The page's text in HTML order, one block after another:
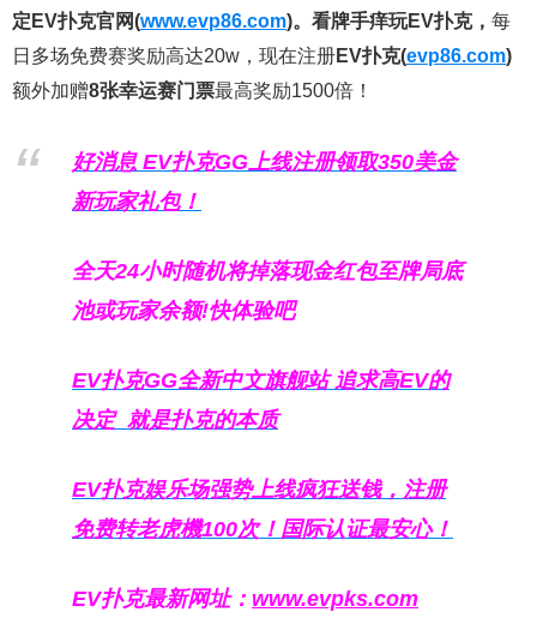
定EV扑克官网(www.evp86.com)。 看牌手痒玩EV扑克， 每
日多场免费赛奖励高达20w，现在注册EV扑克(evp86.com)
额外加赠8张幸运赛门票最高奖励1500倍！
好消息 EV扑克GG上线注册领取350美金
新玩家礼包！
全天24小时随机将掉落现金红包至牌局底
池或玩家余额!快体验吧
EV扑克GG全新中文旗舰站追求高EV的
决定 就是扑克的本质
EV扑克娱乐场强势上线疯狂送钱，注册
免费转老虎機100次！国际认证最安心！
EV扑克最新网址： www.evpks.com